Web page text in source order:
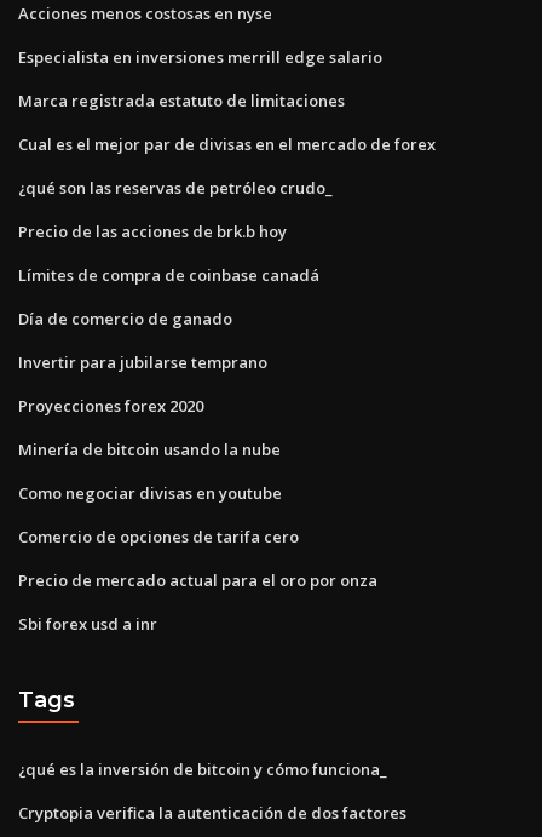
Acciones menos costosas en nyse
Especialista en inversiones merrill edge salario
Marca registrada estatuto de limitaciones
Cual es el mejor par de divisas en el mercado de forex
¿qué son las reservas de petróleo crudo_
Precio de las acciones de brk.b hoy
Límites de compra de coinbase canadá
Día de comercio de ganado
Invertir para jubilarse temprano
Proyecciones forex 2020
Minería de bitcoin usando la nube
Como negociar divisas en youtube
Comercio de opciones de tarifa cero
Precio de mercado actual para el oro por onza
Sbi forex usd a inr
Tags
¿qué es la inversión de bitcoin y cómo funciona_
Cryptopia verifica la autenticación de dos factores